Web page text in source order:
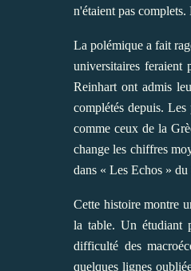
n'étaient pas
La polémique a fait
universitaires
Reinhart ont admis
complétés depuis.
comme ceux de la
change les chiffres
dans « Les Echos »
Cette histoire montre
la table. Un étudiant
difficulté des
quelques lignes